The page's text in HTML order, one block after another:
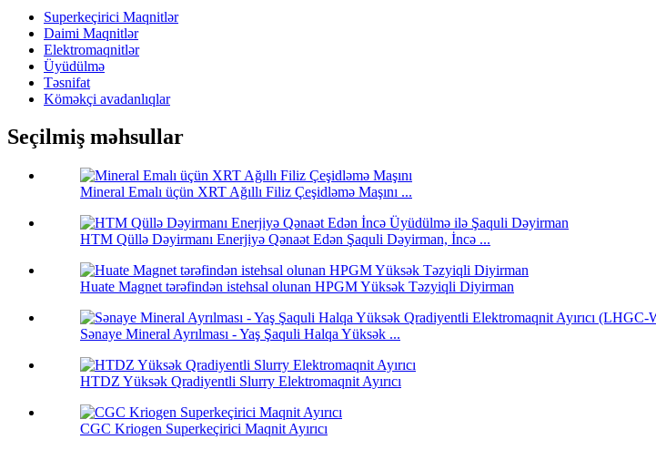
Superkeçirici Maqnitlər
Daimi Maqnitlər
Elektromaqnitlər
Üyüdülmə
Təsnifat
Köməkçi avadanlıqlar
Seçilmiş məhsullar
Mineral Emalı üçün XRT Ağıllı Filiz Çeşidləmə Maşını ...
HTM Qüllə Dəyirmanı Enerjiyə Qənaət Edən Şaquli Dəyirman, İncə ...
Huate Magnet tərəfindən istehsal olunan HPGM Yüksək Təzyiqli Diyirman
Sənaye Mineral Ayrılması - Yaş Şaquli Halqa Yüksək ...
HTDZ Yüksək Qradiyentli Slurry Elektromaqnit Ayırıcı
CGC Kriogen Superkeçirici Maqnit Ayırıcı